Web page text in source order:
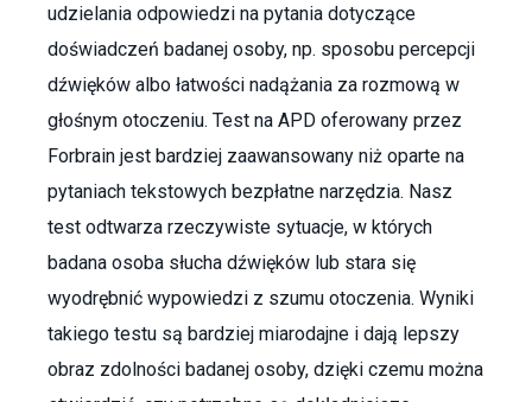
udzielania odpowiedzi na pytania dotyczące
doświadczeń badanej osoby, np. sposobu percepcji
dźwięków albo łatwości nadążania za rozmową w
głośnym otoczeniu. Test na APD oferowany przez
Forbrain jest bardziej zaawansowany niż oparte na
pytaniach tekstowych bezpłatne narzędzia. Nasz
test odtwarza rzeczywiste sytuacje, w których
badana osoba słucha dźwięków lub stara się
wyodrębnić wypowiedzi z szumu otoczenia. Wyniki
takiego testu są bardziej miarodajne i dają lepszy
obraz zdolności badanej osoby, dzięki czemu można